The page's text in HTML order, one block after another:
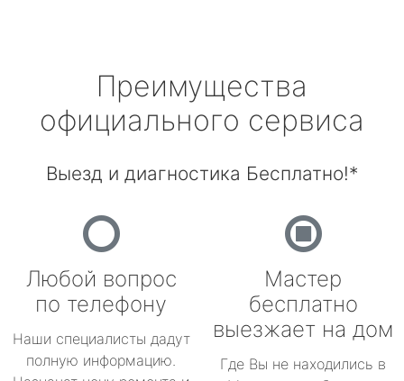
Преимущества
официального сервиса
Выезд и диагностика Бесплатно!*
Любой вопрос
по телефону
Наши специалисты дадут
полную информацию.
Мастер
бесплатно
выезжает на дом
Где Вы не находились в